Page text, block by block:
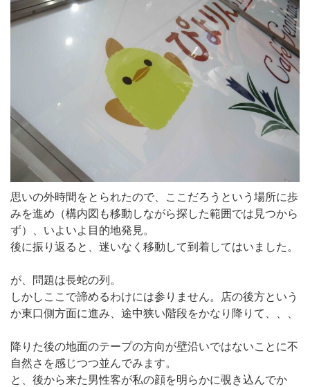
思いの外時間をとられたので、ここだろうという場所に歩
みを進め（構内図も移動しながら探した範囲では見つから
ず）、いよいよ目的地発見。
後に振り返ると、迷いなく移動して到着してはいました。
が、問題は長蛇の列。
しかしここで諦めるわけには参りません。店の後方という
か東口側方面に進み、途中狭い階段をかなり降りて、、、
降りた後の地面のテープの方向が壁沿いではないことに不
自然さを感じつつ並んでみます。
と、後から来た男性客が私の顔を明らかに覗き込んでか